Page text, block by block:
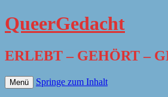
QueerGedacht
ERLEBT – GEHÖRT –
Menü Springe zum Inhalt